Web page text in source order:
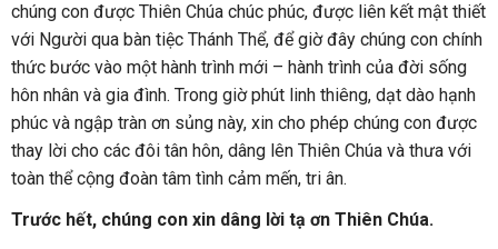
chúng con được Thiên Chúa chúc phúc, được liên kết mật thiết
với Người qua bàn tiệc Thánh Thể, để giờ đây chúng con chính
thức bước vào một hành trình mới – hành trình của đời sống
hôn nhân và gia đình. Trong giờ phút linh thiêng, dạt dào hạnh
phúc và ngập tràn ơn sủng này, xin cho phép chúng con được
thay lời cho các đôi tân hôn, dâng lên Thiên Chúa và thưa với
toàn thể cộng đoàn tâm tình cảm mến, tri ân.
Trước hết, chúng con xin dâng lời tạ ơn Thiên Chúa.